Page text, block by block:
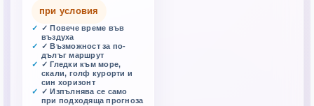
при условия
✓ Повече време във
въздуха
✓ Възможност за по-
дълъг маршрут
✓ Гледки към море,
скали, голф курорти и
син хоризонт
✓ Изпълнява се само
при подходяща прогноза